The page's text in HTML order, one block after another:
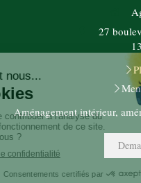
27
Aménagement intérieur,